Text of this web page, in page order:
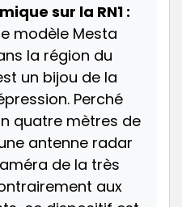
sur la RN1 :
modèle Mesta
la région du
un bijou de la
Perché
quatre mètres de
antenne radar
de la très
aux